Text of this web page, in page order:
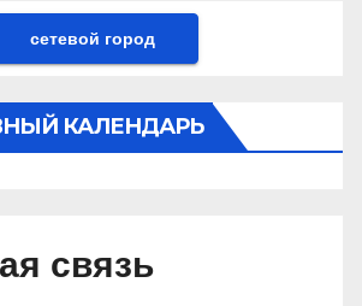
сетевой город
КАЛЕНДАРЬ
связь